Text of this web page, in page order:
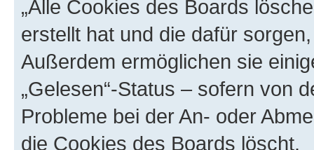
„Alle Cookies des Boards
erstellt hat und die dafür
Außerdem ermöglichen sie
„Gelesen“-Status – sofern von
Probleme bei der An- oder
die Cookies des Boards löscht.